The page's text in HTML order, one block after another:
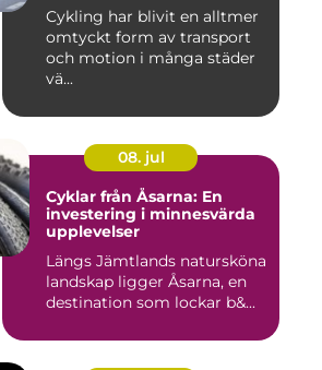
Cykling har blivit en alltmer
omtyckt form av transport
och motion i många städer
vä...
08. jul
Cyklar från Åsarna: En
investering i minnesvärda
upplevelser
Längs Jämtlands natursköna
landskap ligger Åsarna, en
destination som lockar b&...